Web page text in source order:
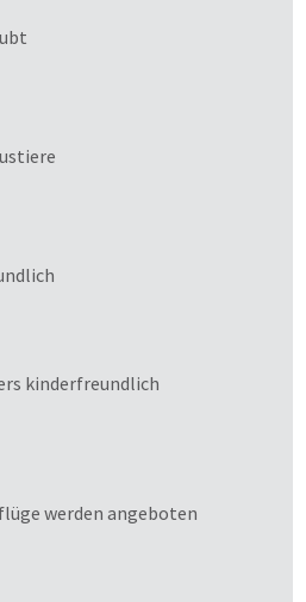
kinderfreundlich
werden angeboten